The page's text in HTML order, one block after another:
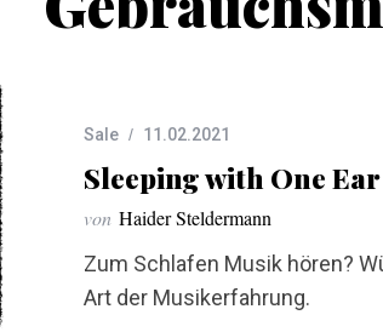
Sale 11.02.2021
Sleeping with One
von Haider Steldermann
Zum Schlafen Musik hören?
Art der Musikerfahrung.